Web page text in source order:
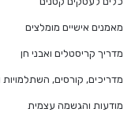
מאמנים אישיים מומלצים
מדריך קריסטלים ואבני חן
מדריכים, קורסים,
מודעות והגשמה עצמית